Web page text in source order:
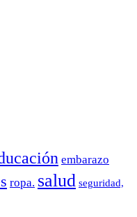
embarazo
ropa. salud seguridad,